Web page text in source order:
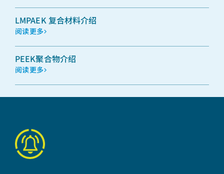
LMPAEK 复合材料介绍
阅读更多
PEEK聚合物介绍
阅读更多